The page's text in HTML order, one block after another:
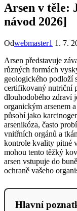
Arsen v těle:
návod 2026]
Odwebmaster1 1. 7.
Arsen představuje
různých formách
geologického podloží
certifikovaný nutriční
dlouhodobého zdraví
organickým arsenem
působí jako
arsenikóza, často
vnitřních orgánů a
kontrole kvality pitné
mohou tento těžký
arsen vstupuje do
ochraně vašeho
Hlavní